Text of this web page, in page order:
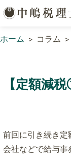
ホーム > コラム >
【定額減
前回に引き続き定
会社などで給与事